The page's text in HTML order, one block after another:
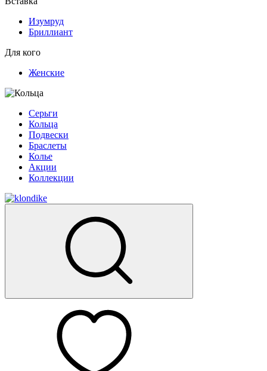
Изумруд
Бриллиант
Для кого
Женские
Серьги
Кольца
Подвески
Браслеты
Колье
Акции
Коллекции